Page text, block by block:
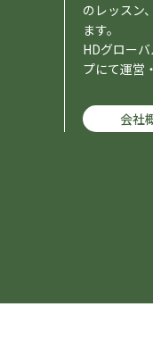
のレッスン
ます。
HDグロー
プにて運営
会社